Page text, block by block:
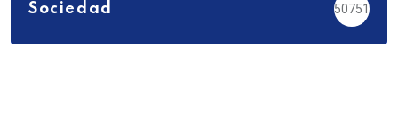
Sociedad 50751